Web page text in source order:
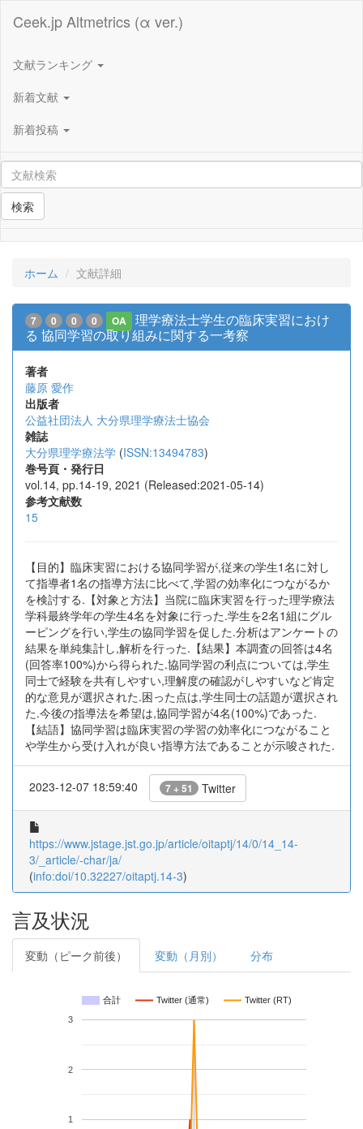
Ceek.jp Altmetrics (α ver.)
文献ランキング
新着文献
新着投稿
検索
ホーム 文献詳細
7 0 0 0 OA
理学療法士学生の臨床実習におけ
る 協同学習の取り組みに関する一考察
著者
藤原 愛作
出版者
公益社団法人 大分県理学療法士協会
雑誌
大分県理学療法学 (ISSN:13494783)
巻号頁・発行日
vol.14, pp.14-19, 2021 (Released:2021-05-14)
参考文献数
15
【目的】臨床実習における協同学習が,従来の学生1名に対し
て指導者1名の指導方法に比べて,学習の効率化につながるか
を検討する.【対象と方法】当院に臨床実習を行った理学療法
学科最終学年の学生4名を対象に行った.学生を2名1組にグル
ーピングを行い,学生の協同学習を促した.分析はアンケートの
結果を単純集計し,解析を行った.【結果】本調査の回答は4名
(回答率100%)から得られた.協同学習の利点については,学生
同士で経験を共有しやすい,理解度の確認がしやすいなど肯定
的な意見が選択された.困った点は,学生同士の話題が選択され
た.今後の指導法を希望は,協同学習が4名(100%)であった.
【結語】協同学習は臨床実習の学習の効率化につながること
や学生から受け入れが良い指導方法であることが示唆された.
2023-12-07 18:59:40 7 + 51 Twitter
https://www.jstage.jst.go.jp/article/oitaptj/14/0/14_14-
3/_article/-char/ja/
(info:doi/10.32227/oitaptj.14-3)
言及状況
変動（ピーク前後） 変動（月別） 分布
合計 Twitter (通常) Twitter (RT)
1
2
3